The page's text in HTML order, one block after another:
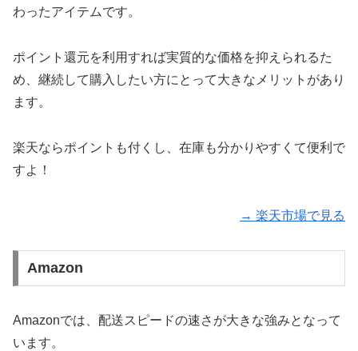
わったアイテムです。
ポイント還元を利用すれば実質的な価格を抑えられるた
め、継続して購入したい方にとって大きなメリットがあり
ます。
楽天ならポイントも付くし、在庫も分かりやすくて便利で
すよ！
→ 楽天市場で見る
Amazon
Amazonでは、配送スピードの速さが大きな強みとなって
います。